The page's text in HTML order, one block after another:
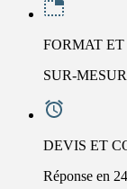
FORMAT
SUR-
DEVIS ET
Réponse en